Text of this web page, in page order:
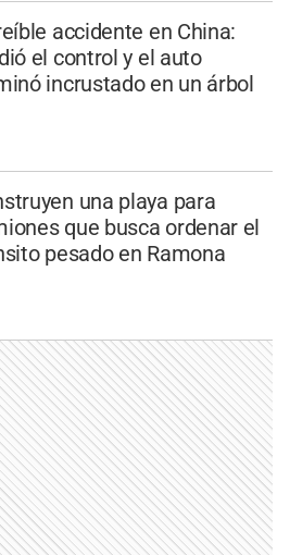
accidente en China:
el control y el auto
incrustado en un árbol
una playa para
que busca ordenar el
pesado en Ramona